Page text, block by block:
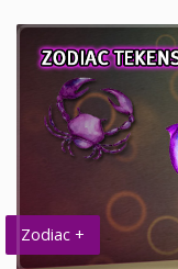
Zodiac +